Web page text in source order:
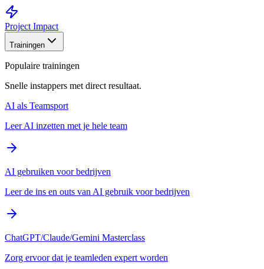
Project Impact
Trainingen
Populaire trainingen
Snelle instappers met direct resultaat.
AI als Teamsport
Leer AI inzetten met je hele team
AI gebruiken voor bedrijven
Leer de ins en outs van AI gebruik voor bedrijven
ChatGPT/Claude/Gemini Masterclass
Zorg ervoor dat je teamleden expert worden